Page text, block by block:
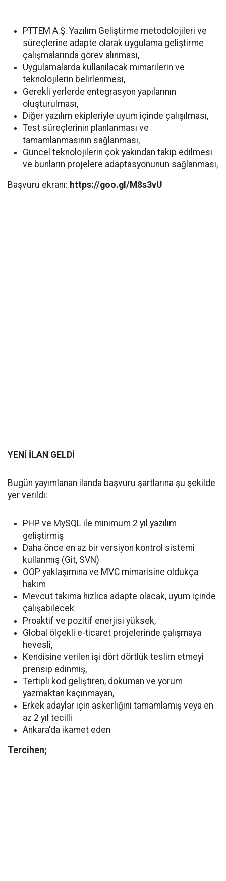
PTTEM A.Ş. Yazılım Geliştirme metodolojileri ve
süreçlerine adapte olarak uygulama geliştirme
çalışmalarında görev alınması,
Uygulamalarda kullanılacak mimarilerin ve
teknolojilerin belirlenmesi,
Gerekli yerlerde entegrasyon yapılarının
oluşturulması,
Diğer yazılım ekipleriyle uyum içinde çalışılması,
Test süreçlerinin planlanması ve
tamamlanmasının sağlanması,
Güncel teknolojilerin çok yakından takip edilmesi
ve bunların projelere adaptasyonunun sağlanması,
Başvuru ekranı: https://goo.gl/M8s3vU
YENİ İLAN GELDİ
Bugün yayımlanan ilanda başvuru şartlarına şu şekilde
yer verildi:
PHP ve MySQL ile minimum 2 yıl yazılım
geliştirmiş
Daha önce en az bir versiyon kontrol sistemi
kullanmış (Git, SVN)
OOP yaklaşımına ve MVC mimarisine oldukça
hakim
Mevcut takıma hızlıca adapte olacak, uyum içinde
çalışabilecek
Proaktif ve pozitif enerjisi yüksek,
Global ölçekli e-ticaret projelerinde çalışmaya
hevesli,
Kendisine verilen işi dört dörtlük teslim etmeyi
prensip edinmiş,
Tertipli kod geliştiren, döküman ve yorum
yazmaktan kaçınmayan,
Erkek adaylar için askerliğini tamamlamış veya en
az 2 yıl tecilli
Ankara'da ikamet eden
Tercihen;